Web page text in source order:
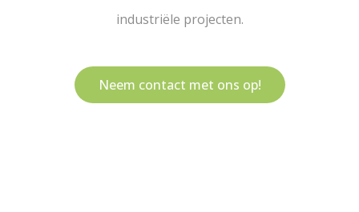
industriële projecten.
Neem contact met ons op!